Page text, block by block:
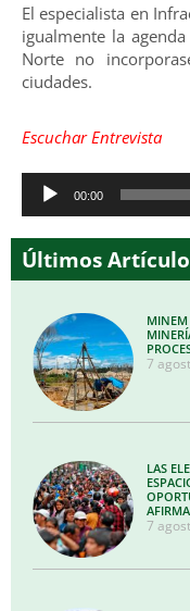
El especialista en
igualmente la
Norte no
ciudades.
Escuchar Entrevista
Reproductor
00:00
Últimos
MINEM
7
LAS
7